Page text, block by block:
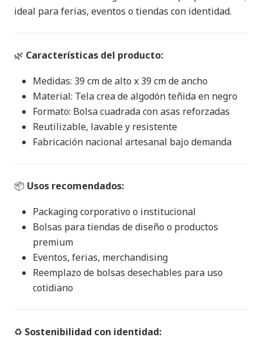
ideal para ferias, eventos o tiendas con identidad.
🌿 Características del producto:
Medidas: 39 cm de alto x 39 cm de ancho
Material: Tela crea de algodón teñida en negro
Formato: Bolsa cuadrada con asas reforzadas
Reutilizable, lavable y resistente
Fabricación nacional artesanal bajo demanda
📦 Usos recomendados:
Packaging corporativo o institucional
Bolsas para tiendas de diseño o productos
premium
Eventos, ferias, merchandising
Reemplazo de bolsas desechables para uso
cotidiano
♻️ Sostenibilidad con identidad: